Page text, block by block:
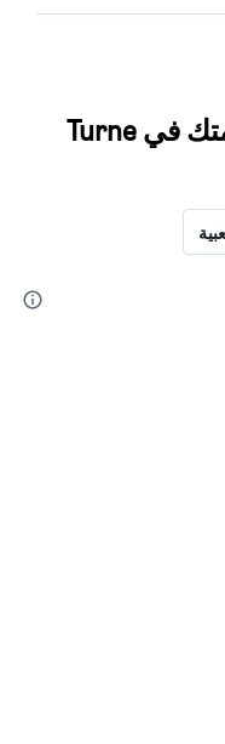
اعثر على نتائج أفضل لإقامتك في Turne